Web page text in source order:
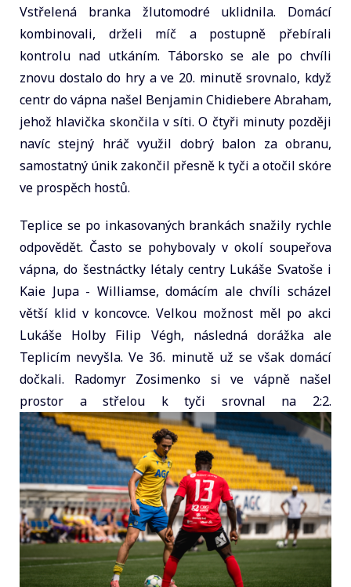
Vstřelená branka žlutomodré uklidnila. Domácí
kombinovali, drželi míč a postupně přebírali
kontrolu nad utkáním. Táborsko se ale po chvíli
znovu dostalo do hry a ve 20. minutě srovnalo, když
centr do vápna našel Benjamin Chidiebere Abraham,
jehož hlavička skončila v síti. O čtyři minuty později
navíc stejný hráč využil dobrý balon za obranu,
samostatný únik zakončil přesně k tyči a otočil skóre
ve prospěch hostů.
Teplice se po inkasovaných brankách snažily rychle
odpovědět. Často se pohybovaly v okolí soupeřova
vápna, do šestnáctky létaly centry Lukáše Svatoše i
Kaie Jupa - Williamse, domácím ale chvíli scházel
větší klid v koncovce. Velkou možnost měl po akci
Lukáše Holby Filip Végh, následná dorážka ale
Teplicím nevyšla. Ve 36. minutě už se však domácí
dočkali. Radomyr Zosimenko si ve vápně našel
prostor a střelou k tyči srovnal na 2:2.